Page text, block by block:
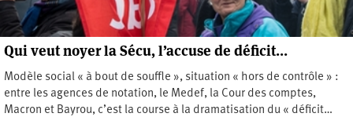
Qui veut noyer la Sécu, l’accuse de déficit…
Modèle social « à bout de souffle », situation « hors de contrôle » :
entre les agences de notation, le Medef, la Cour des comptes,
Macron et Bayrou, c’est la course à la dramatisation du « déficit…